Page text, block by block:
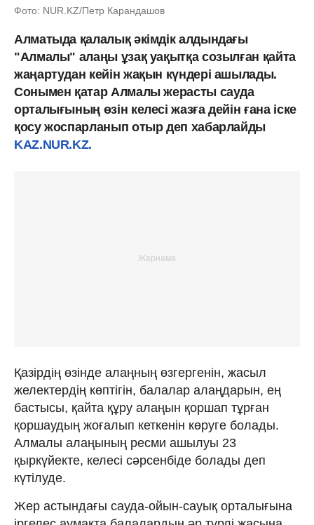
Фото: NUR.KZ/Петр Карандашов
Алматыда қалалық әкімдік алдындағы
"Алмалы" алаңы ұзақ уақытқа созылған қайта
жаңартудан кейін жақын күндері ашылады.
Сонымен қатар Алмалы жерасты сауда
орталығының өзін келесі жазға дейін ғана іске
қосу жоспарланып отыр деп хабарлайды
KAZ.NUR.KZ.
Қазірдің өзінде алаңның өзгергенін, жасыл
желектердің көптігін, балалар алаңдарын, ең
бастысы, қайта құру алаңын қоршап тұрған
қоршаудың жоғалып кеткенін көруге болады.
Алмалы алаңының ресми ашылуы 23
қыркүйекте, келесі сәрсенбіде болады деп
күтілуде.
Жер астындағы сауда-ойын-сауық орталығына